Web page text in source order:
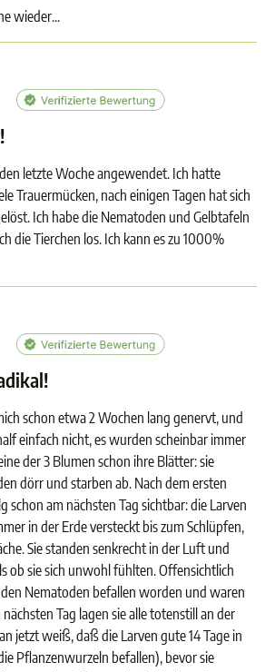
wieder...
Sternen
letzte Woche angewendet. Ich hatte
Trauermücken, nach einigen Tagen hat sich
Ich habe die Nematoden und Gelbtafeln
die Tierchen los. Ich kann es zu 1000%
Sternen
schon etwa 2 Wochen lang genervt, und
einfach nicht, es wurden scheinbar immer
der 3 Blumen schon ihre Blätter: sie
dörr und starben ab. Nach dem ersten
schon am nächsten Tag sichtbar: die Larven
in der Erde versteckt bis zum Schlüpfen,
Sie standen senkrecht in der Luft und
ob sie sich unwohl fühlten. Offensichtlich
Nematoden befallen worden und waren
Tag lagen sie alle totenstill an der
jetzt weiß, daß die Larven gute 14 Tage in
Pflanzenwurzeln befallen), bevor sie